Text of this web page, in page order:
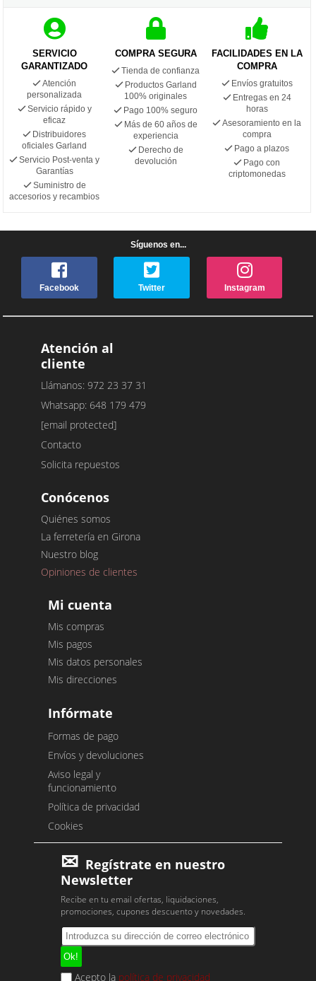
SERVICIO
GARANTIZADO
Atención
personalizada
Servicio rápido y
eficaz
Distribuidores
oficiales Garland
Servicio Post-venta y
Garantías
Suministro de
accesorios y recambios
COMPRA SEGURA
Tienda de confianza
Productos Garland
100% originales
Pago 100% seguro
Más de 60 años de
experiencia
Derecho de
devolución
FACILIDADES EN LA
COMPRA
Envíos gratuitos
Entregas en 24
horas
Asesoramiento en la
compra
Pago a plazos
Pago con
criptomonedas
Síguenos en...
Facebook Twitter Instagram
Atención al
cliente
Llámanos: 972 23 37 31
Whatsapp: 648 179 479
[email protected]
Contacto
Solicita repuestos
Conócenos
Quiénes somos
La ferretería en Girona
Nuestro blog
Opiniones de clientes
Mi cuenta
Mis compras
Mis pagos
Mis datos personales
Mis direcciones
Infórmate
Formas de pago
Envíos y devoluciones
Aviso legal y
funcionamiento
Política de privacidad
Cookies
Regístrate en nuestro
Newsletter
Recibe en tu email ofertas, liquidaciones,
promociones, cupones descuento y novedades.
Acepto la política de privacidad